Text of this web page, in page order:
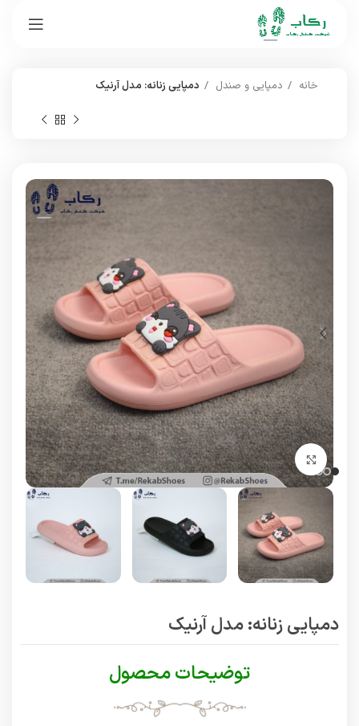
خانه دمپایی و صندل دمپایی زنانه: مدل آرنیک
برای بزرگنمایی کلیک کنید
دمپایی زنانه: مدل آرنیک
توضیحات محصول